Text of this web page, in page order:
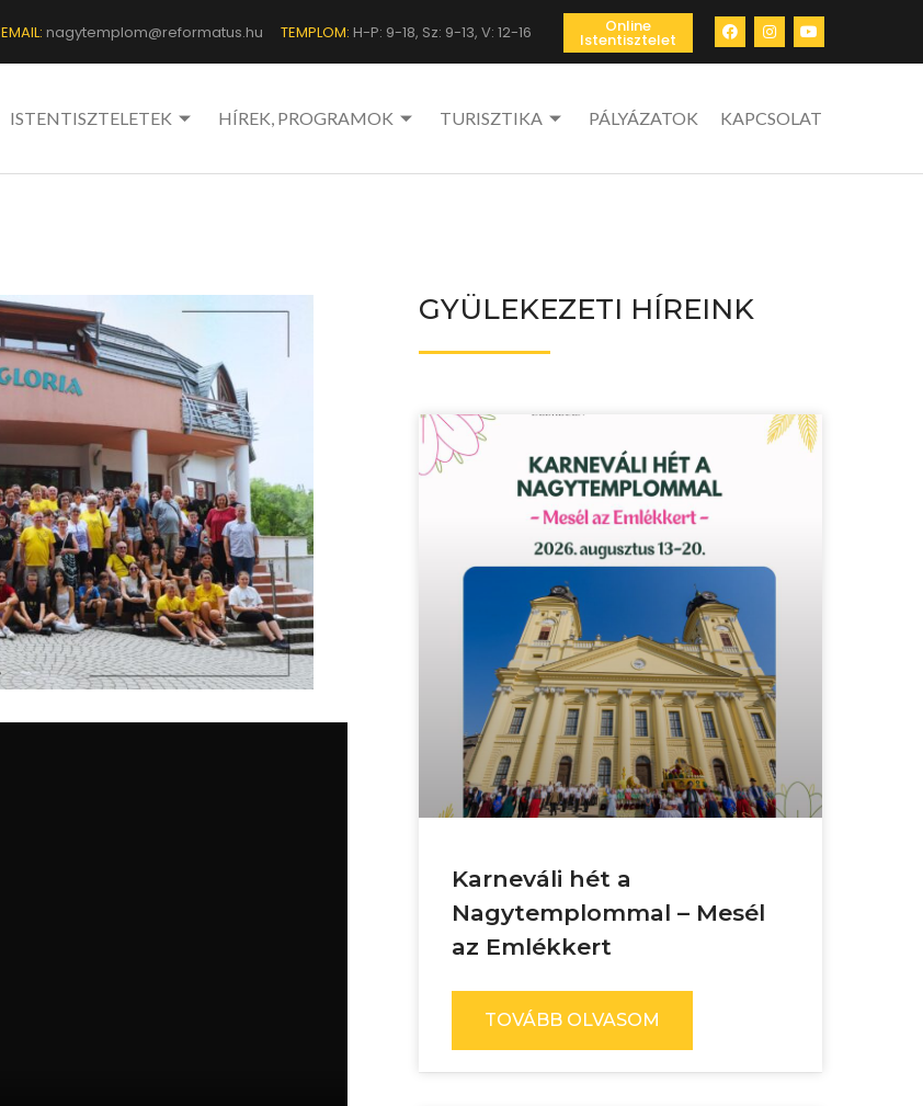
EMAIL: nagytemplom@reformatus.hu TEMPLOM: H-P: 9-18, Sz: 9-13, V: 12-16 Online
Istentisztelet
ISTENTISZTELETEK HÍREK, PROGRAMOK TURISZTIKA PÁLYÁZATOK KAPCSOLAT
GYÜLEKEZETI HÍREINK
Karneváli hét a
Nagytemplommal – Mesél
az Emlékkert
TOVÁBB OLVASOM